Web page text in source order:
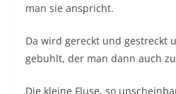
man sie anspricht.
Da wird gereckt und gestreckt
gebuhlt, der man dann auch
Die kleine Fluse, so